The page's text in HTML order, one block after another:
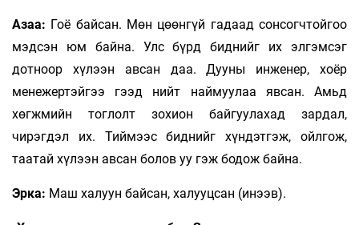
Азаа: Гоё байсан. Мөн цөөнгүй гадаад сонсогчтойгоо
мэдсэн юм байна. Улс бүрд биднийг их элгэмсэг
дотноор хүлээн авсан даа. Дууны инженер, хоёр
менежертэйгээ гээд нийт наймуулаа явсан. Амьд
хөгжмийн тоглолт зохион байгуулахад зардал,
чирэгдэл их. Тиймээс биднийг хүндэтгэж, ойлгож,
таатай хүлээн авсан болов уу гэж бодож байна.
Эрка: Маш халуун байсан, халууцсан (инээв).